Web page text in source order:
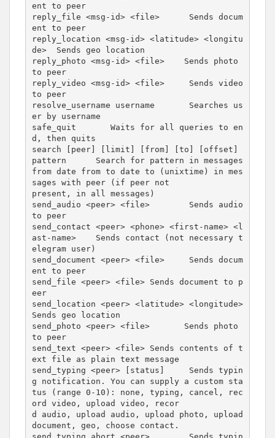
ent to peer
reply_file <msg-id> <file>      Sends docum
ent to peer
reply_location <msg-id> <latitude> <longitu
de>  Sends geo location
reply_photo <msg-id> <file>    Sends photo
to peer
reply_video <msg-id> <file>     Sends video
to peer
resolve_username username       Searches us
er by username
safe_quit       Waits for all queries to en
d, then quits
search [peer] [limit] [from] [to] [offset]
pattern      Search for pattern in messages
from date from to date to (unixtime) in mes
sages with peer (if peer not
present, in all messages)
send_audio <peer> <file>        Sends audio
to peer
send_contact <peer> <phone> <first-name> <l
ast-name>    Sends contact (not necessary t
elegram user)
send_document <peer> <file>     Sends docum
ent to peer
send_file <peer> <file> Sends document to p
eer
send_location <peer> <latitude> <longitude>
Sends geo location
send_photo <peer> <file>       Sends photo
to peer
send_text <peer> <file> Sends contents of t
ext file as plain text message
send_typing <peer> [status]     Sends typin
g notification. You can supply a custom sta
tus (range 0-10): none, typing, cancel, rec
ord video, upload video, recor
d audio, upload audio, upload photo, upload
document, geo, choose contact.
send_typing_abort <peer>        Sends typin